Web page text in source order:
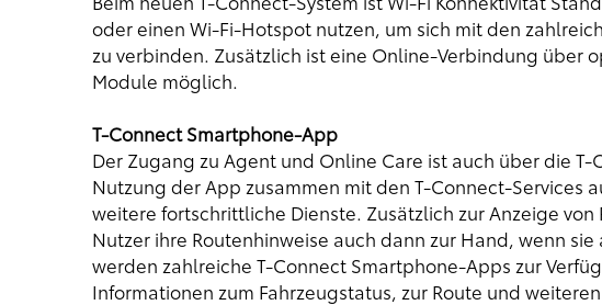
oder einen Wi-Fi-Hotspot nutzen, um sich mit den
zu verbinden. Zusätzlich ist eine Online-Verbindung über
Module möglich.
T-Connect Smartphone-App
Der Zugang zu Agent und Online Care ist auch über die
Nutzung der App zusammen mit den T-Connect-Services
weitere fortschrittliche Dienste. Zusätzlich zur Anzeige
Nutzer ihre Routenhinweise auch dann zur Hand, wenn
werden zahlreiche T-Connect Smartphone-Apps zur
Informationen zum Fahrzeugstatus, zur Route und